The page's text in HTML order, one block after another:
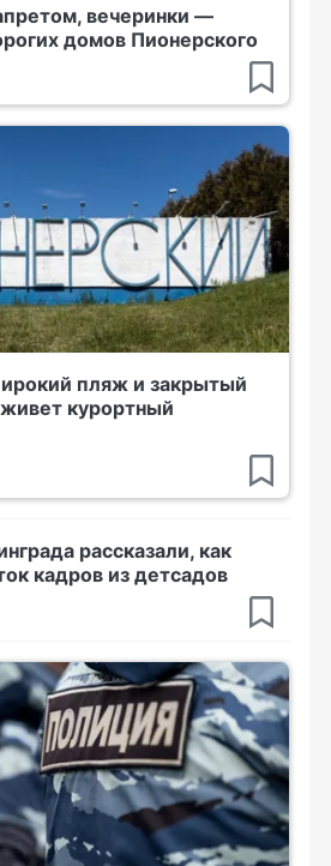
вечеринки —
домов Пионерского
пляж и закрытый
курортный
рассказали, как
кадров из детсадов